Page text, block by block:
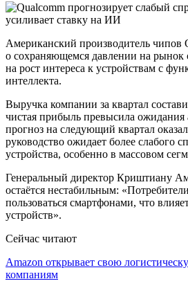
Американский производитель чипов
о сохраняющемся давлении на рынок
на рост интереса к устройствам с
интеллекта.
Выручка компании за квартал
чистая прибыль превысила ожидания
прогноз на следующий квартал
руководство ожидает более слабого
устройства, особенно в массовом
Генеральный директор Криштиану
остаётся нестабильным:
пользоваться смартфонами, что
устройств».
Сейчас читают
Amazon открывает свою
компаниям